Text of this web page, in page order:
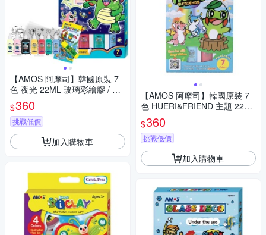
【AMOS 阿摩司】韓國原裝 7
色 夜光 22ML 玻璃彩繪膠 / 組
GD22P7R
$360
挑戰低價
加入購物車
【AMOS 阿摩司】韓國原裝 7
色 HUERI&FRIEND 主題 22ML
玻璃彩繪組 / 組 FD22P7R-H
$360
挑戰低價
加入購物車